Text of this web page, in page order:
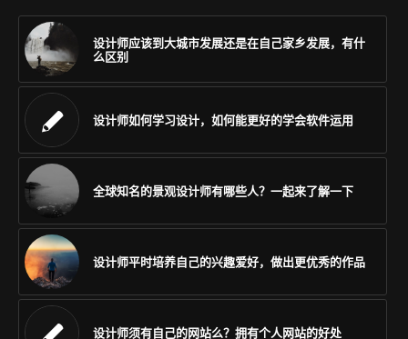
设计师应该到大城市发展还是在自己家乡发展，有什
么区别
设计师如何学习设计，如何能更好的学会软件运用
全球知名的景观设计师有哪些人？一起来了解一下
设计师平时培养自己的兴趣爱好，做出更优秀的作品
设计师须有自己的网站么？拥有个人网站的好处